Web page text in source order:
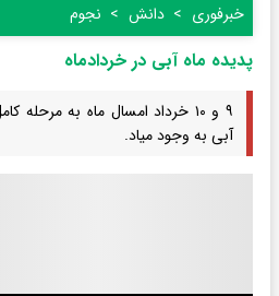
خبرفوری دانش نجوم
پدیده ماه آبی در خردادماه
۹ و ۱۰ خرداد امسال ماه به
آبی به وجود میاد.